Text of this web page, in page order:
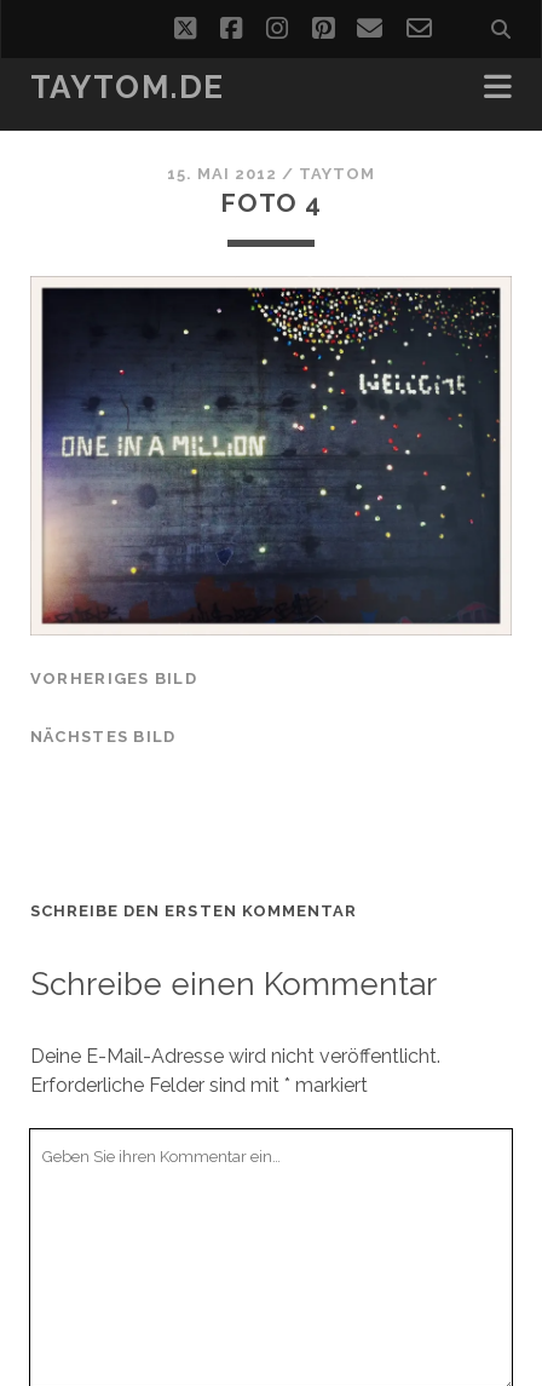
twitterfacebookinstagram
pinterest
emailemail-
form
TAYTOM.DE
15. MAI 2012 / TAYTOM
FOTO 4
VORHERIGES BILD
NÄCHSTES BILD
SCHREIBE DEN ERSTEN KOMMENTAR
Schreibe einen Kommentar
Deine E-Mail-Adresse wird nicht veröffentlicht.
Erforderliche Felder sind mit * markiert